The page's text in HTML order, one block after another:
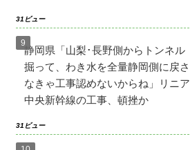
31ビュー
静岡県「山梨･長野側からトンネル
掘って、わき水を全量静岡側に戻さ
なきゃ工事認めないからね」リニア
中央新幹線の工事、頓挫か
31ビュー